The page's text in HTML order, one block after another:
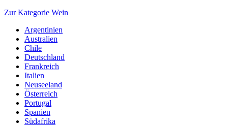
Zur Kategorie Wein
Argentinien
Australien
Chile
Deutschland
Frankreich
Italien
Neuseeland
Österreich
Portugal
Spanien
Südafrika